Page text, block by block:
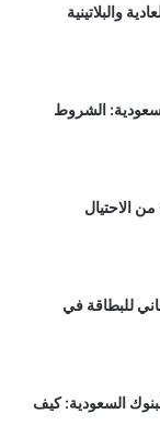
والبلاتينية
الشروط
من الاحتيال
للبطاقة في
السعودية: كيف